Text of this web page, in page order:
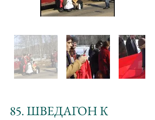
85. ШВЕДАГОН К